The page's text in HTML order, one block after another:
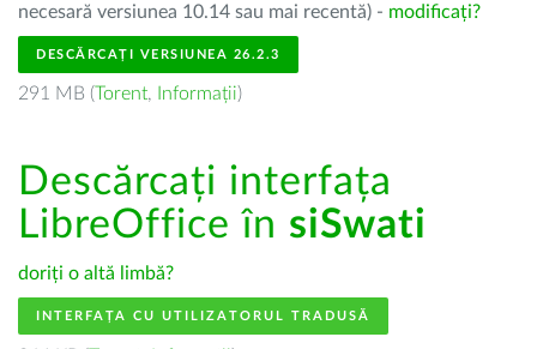
necesară versiunea 10.14 sau mai recentă) - modificați?
DESCĂRCAȚI VERSIUNEA 26.2.3
291 MB (Torent, Informații)
Descărcați interfața
LibreOffice în siSwati
doriți o altă limbă?
INTERFAȚA CU UTILIZATORUL TRADUSĂ